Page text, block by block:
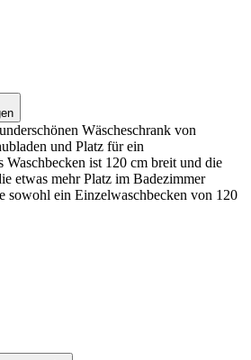
Wäscheschrank von
und Platz für ein
Waschbecken ist 120 cm breit und die
etwas mehr Platz im Badezimmer
sowohl ein Einzelwaschbecken von 120